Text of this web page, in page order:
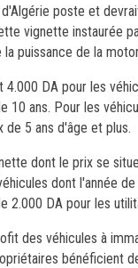
poste et
vignette instaurée
puissance de la
DA pour les
ans. Pour les
5 ans d'âge et plus.
dont le prix se
dont l'année
2.000 DA pour les
des véhicules à
bénéficient